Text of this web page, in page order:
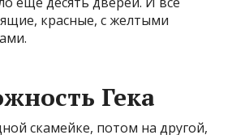
красные, с желтыми
Гека
скамейке, потом на другой,